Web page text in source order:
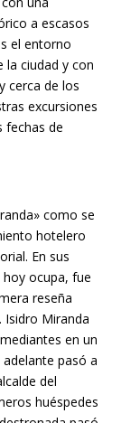
a escasos
el entorno
la ciudad y con
cerca de los
excursiones
fechas de
como se
hotelero
En sus
ocupa, fue
reseña
Isidro Miranda
en un
pasó a
del
huéspedes